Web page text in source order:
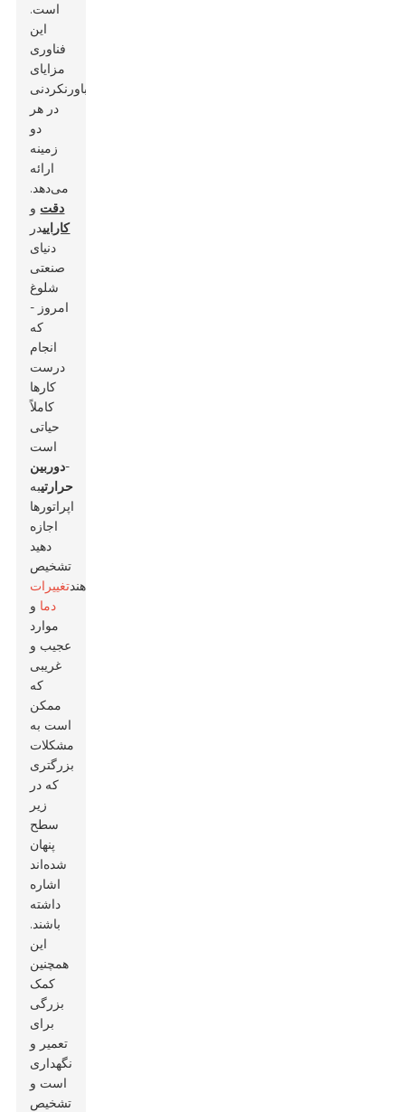
است.
این
فناوری
مزایای
باورنکردنی
در هر
دو
زمینه
ارائه
می‌دهد.
دقت و
کاراییدر
دنیای
صنعتی
شلوغ
امروز -
که
انجام
درست
کارها
کاملاً
حیاتی
است
-دوربین
حرارتیبه
اپراتورها
اجازه
دهید
تشخیص
دهندتغییرات
دما و
موارد
عجیب و
غریبی
که
ممکن
است به
مشکلات
بزرگتری
که در
زیر
سطح
پنهان
شده‌اند
اشاره
داشته
باشند.
این
همچنین
کمک
بزرگی
برای
تعمیر و
نگهداری
است و
تشخیص